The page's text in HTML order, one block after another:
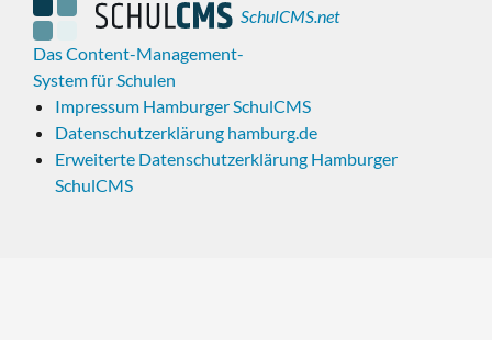
SchulCMS.net
Das Content-Management-
System für Schulen
Impressum Hamburger SchulCMS
Datenschutzerklärung hamburg.de
Erweiterte Datenschutzerklärung Hamburger
SchulCMS